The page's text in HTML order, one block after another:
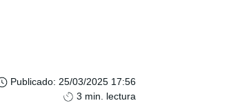
Publicado: 25/03/2025 17:56
3 min. lectura